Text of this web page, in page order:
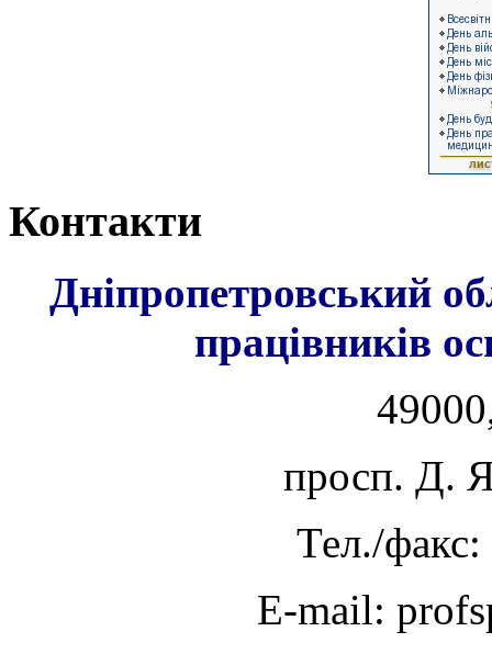
Контакти
Дніпропетровський
працівників
просп. Д.
Тел./
E-mail: